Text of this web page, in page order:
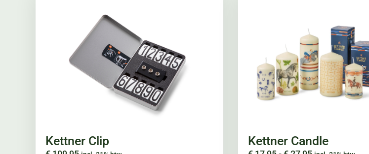
Kettner Clip Kettner Candle